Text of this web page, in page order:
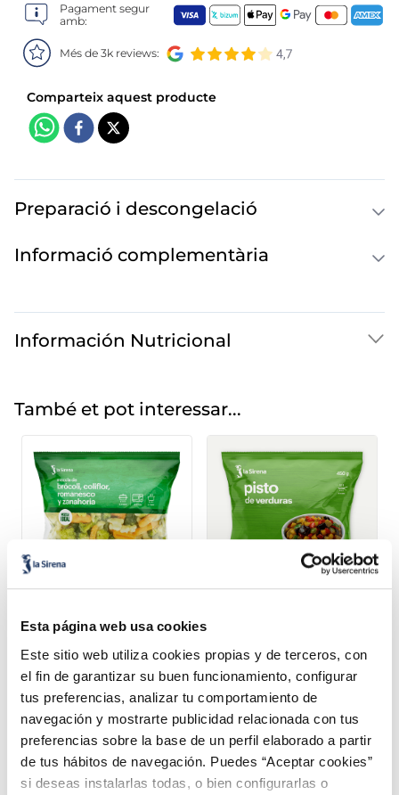
Esta página web usa cookies
Este sitio web utiliza cookies propias y de terceros, con
el fin de garantizar su buen funcionamiento, configurar
tus preferencias, analizar tu comportamiento de
navegación y mostrarte publicidad relacionada con tus
preferencias sobre la base de un perfil elaborado a partir
de tus hábitos de navegación. Puedes “Aceptar cookies”
si deseas instalarlas todas, o bien configurarlas o
Pagament segur
amb:
Més de 3k reviews:
Preparació i descongelació
Informació complementària
Información Nutricional
També et pot interessar...
Coliflor, romanesco,
bròquil i pastanaga
1,99 €
Bossa 600g
Añadir
2,79 € Bossa 450g
Añadir